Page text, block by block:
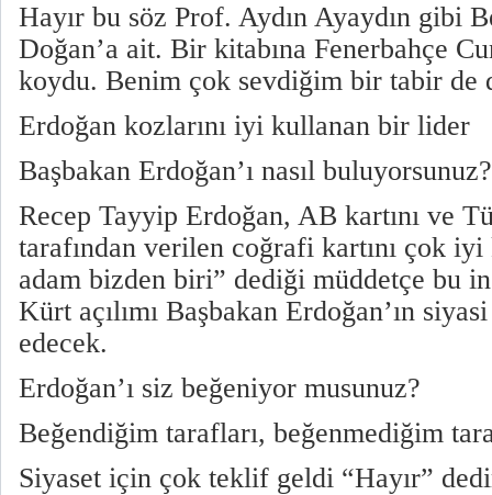
Hayır bu söz Prof. Aydın Ayaydın gibi
Doğan’a ait. Bir kitabına Fenerbahçe
koydu. Benim çok sevdiğim bir tabir de
Erdoğan kozlarını iyi kullanan bir lider
Başbakan Erdoğan’ı nasıl buluyorsunuz?
Recep Tayyip Erdoğan, AB kartını ve
tarafından verilen coğrafi kartını çok
adam bizden biri” dediği müddetçe bu
Kürt açılımı Başbakan Erdoğan’ın
edecek.
Erdoğan’ı siz beğeniyor musunuz?
Beğendiğim tarafları, beğenmediğim
Siyaset için çok teklif geldi “Hayır”